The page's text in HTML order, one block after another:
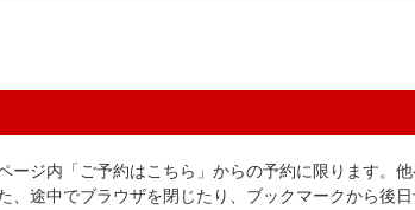
ージ内「ご予約はこちら」からの予約に限ります。
、途中でブラウザを閉じたり、ブックマークから後